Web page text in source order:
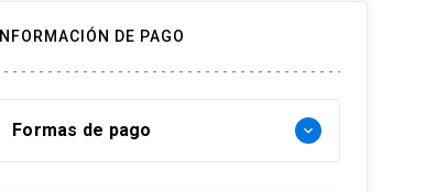
INFORMACIÓN DE PAGO
Formas de pago keyboard_arrow_down